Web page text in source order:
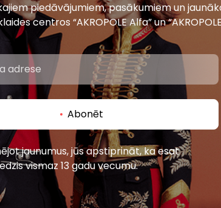
piedāvājumiem, pasākumiem un
centros “AKROPOLE Alfa” un
Abonēt
jaunumus, jūs apstiprināt, ka esat
vismaz 13 gadu vecumu.